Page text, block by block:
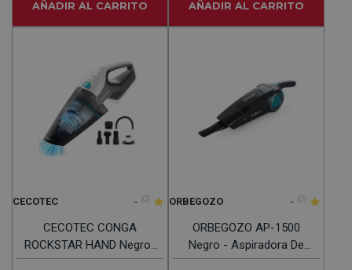
AÑADIR AL CARRITO AÑADIR AL CARRITO
CECOTEC - (0)
CECOTEC CONGA
ROCKSTAR HAND Negro-
Blanco - Aspiradora De
ORBEGOZO - (0)
ORBEGOZO AP-1500
Negro - Aspiradora De
Mano Sin Bolsa